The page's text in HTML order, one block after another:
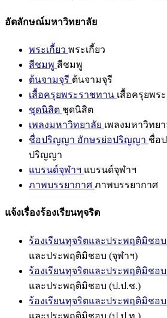
อัตลักษณ์มหาวิทยาลัย
พระเกี้ยว พระเกี้ยว
สีชมพู สีชมพู
ต้นจามจุรี ต้นจามจุรี
เสื้อครุยพระราชทาน เสื้อครุยพร
ชุดนิสิต ชุดนิสิต
เพลงมหาวิทยาลัย เพลงมหาวิทย
ชื่อปริญญา อักษรย่อปริญญา ชื่อ
ปริญญา
แบรนด์จุฬาฯ แบรนด์จุฬาฯ
ภาพบรรยากาศ ภาพบรรยากาศ
แจ้งเรื่องร้องเรียนทุจริต
ร้องเรียนทุจริตและประพฤติมิชอ
และประพฤติมิชอบ (จุฬาฯ)
ร้องเรียนทุจริตและประพฤติมิชอ
และประพฤติมิชอบ (ป.ป.ช.)
ร้องเรียนทุจริตและประพฤติมิชอ
และประพฤติมิชอบ (ป.ป.ท.)